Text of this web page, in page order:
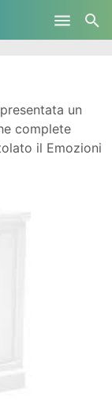
un
complete
il Emozioni